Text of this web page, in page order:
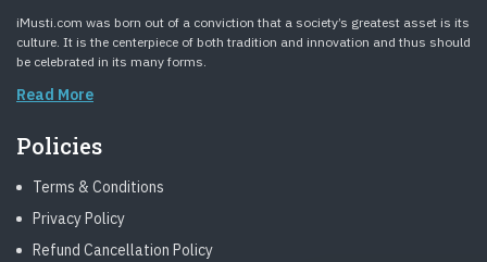
iMusti.com was born out of a conviction that a society’s greatest asset is its
culture. It is the centerpiece of both tradition and innovation and thus should
be celebrated in its many forms.
Read More
Policies
Terms & Conditions
Privacy Policy
Refund Cancellation Policy